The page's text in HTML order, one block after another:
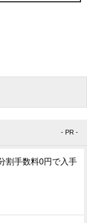
- PR -
割手数料0円で入手